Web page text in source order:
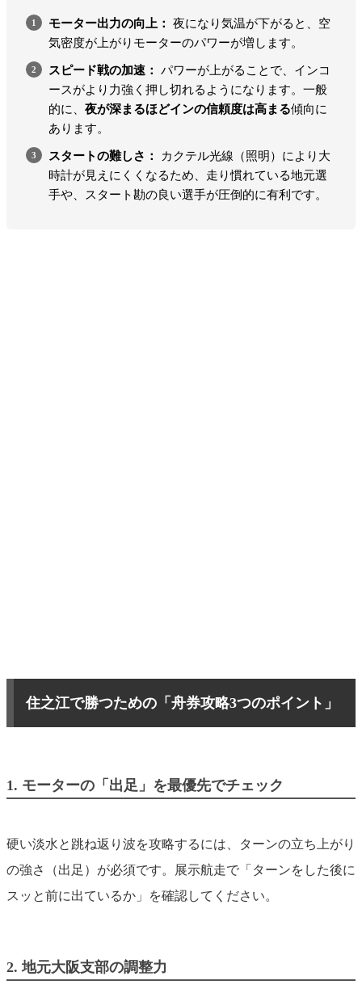
モーター出力の向上：
夜になり気温が下がると、空
気密度が上がりモーターのパワーが増します。
スピード戦の加速：
パワーが上がることで、インコ
ースがより力強く押し切れるようになります。一般
的に、 夜が深まるほどインの信頼度は高まる傾向に
あります。
スタートの難しさ：
カクテル光線（照明）により大
時計が見えにくくなるため、走り慣れている地元選
手や、スタート勘の良い選手が圧倒的に有利です。
住之江で勝つための「舟券攻略3つのポイント」
1. モーターの「出足」を最優先でチェック
硬い淡水と跳ね返り波を攻略するには、ターンの立ち上がり
の強さ（出足）が必須です。展示航走で「ターンをした後に
スッと前に出ているか」を確認してください。
2. 地元大阪支部の調整力